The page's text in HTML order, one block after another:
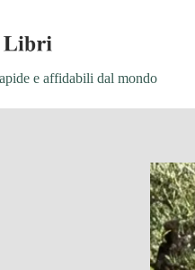
e affidabili dal mondo